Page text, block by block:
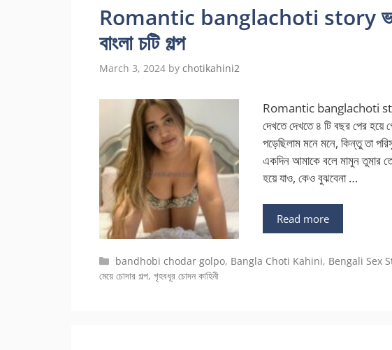
Romantic banglachoti story
বাংলা চটি গল্প
March 3, 2024 by chotikahini2
Romantic banglachoti story
দেখতে দেখতে ৪ টি বছর পের হয়ে
পড়েছিলাম মনে মনে, কিন্তু তা
একদিন আমাকে বলে মামুন তুমার
হয়ে যাও, কেও বুঝবেনা …
Read more
Categories
bandhobi chodar golpo, Bangla Choti Kahini, Bengali Sex
মেয়ে চোদার গল্প, গৃহবধূর চোদন কাহিনী